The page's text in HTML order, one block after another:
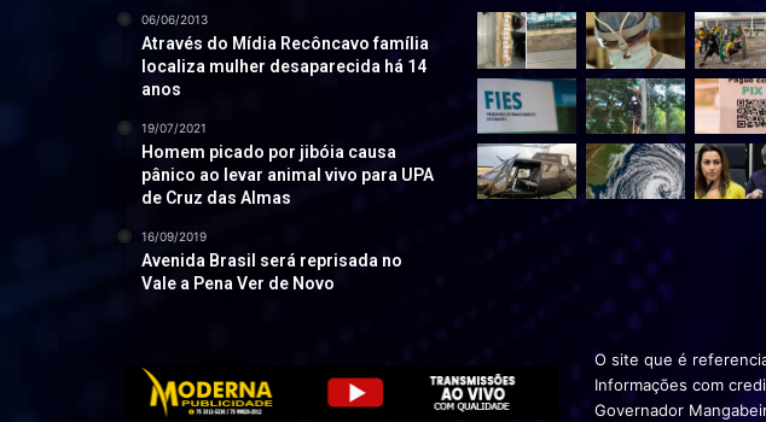
06/06/2013
Através do Mídia Recôncavo família
localiza mulher desaparecida há 14
anos
19/07/2021
Homem picado por jibóia causa
pânico ao levar animal vivo para UPA
de Cruz das Almas
16/09/2019
Avenida Brasil será reprisada no
Vale a Pena Ver de Novo
O site que é
Informações com
Governador